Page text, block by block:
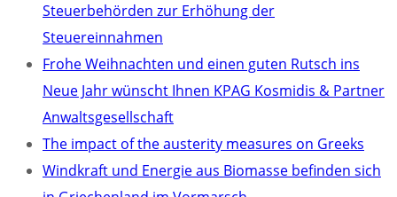
Steuerbehörden zur Erhöhung der
Steuereinnahmen
Frohe Weihnachten und einen guten Rutsch ins
Neue Jahr wünscht Ihnen KPAG Kosmidis & Partner
Anwaltsgesellschaft
The impact of the austerity measures on Greeks
Windkraft und Energie aus Biomasse befinden sich